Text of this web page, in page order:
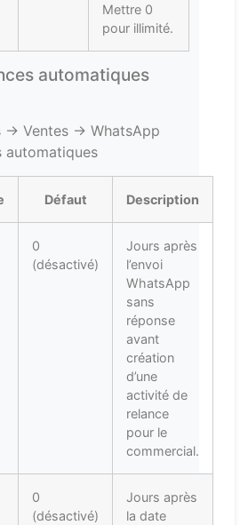
Mettre 0
pour illimité.
automatiques
→ Ventes → WhatsApp
automatiques
Défaut Description
0
(désactivé)
Jours après
l’envoi
WhatsApp
sans
réponse
avant
création
d’une
activité de
relance
pour le
commercial.
0
(désactivé)
Jours après
la date